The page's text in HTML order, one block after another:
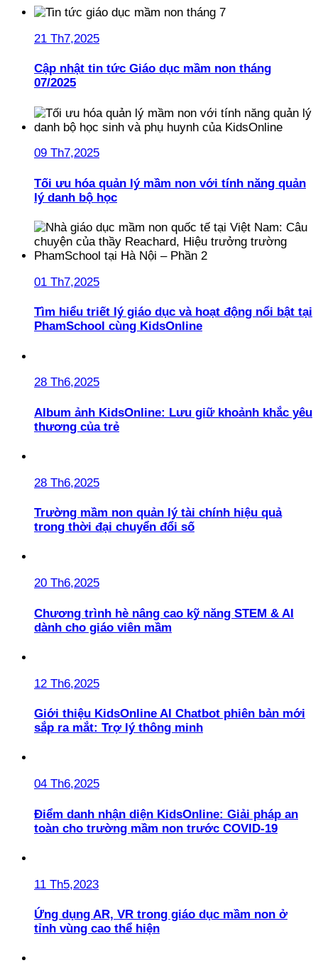
21 Th7,2025
Cập nhật tin tức Giáo dục mầm non tháng
07/2025
09 Th7,2025
Tối ưu hóa quản lý mầm non với tính năng quản
lý danh bộ học
01 Th7,2025
Tìm hiểu triết lý giáo dục và hoạt động nổi bật tại
PhamSchool cùng KidsOnline
28 Th6,2025
Album ảnh KidsOnline: Lưu giữ khoảnh khắc yêu
thương của trẻ
28 Th6,2025
Trường mầm non quản lý tài chính hiệu quả
trong thời đại chuyển đổi số
20 Th6,2025
Chương trình hè nâng cao kỹ năng STEM & AI
dành cho giáo viên mầm
12 Th6,2025
Giới thiệu KidsOnline AI Chatbot phiên bản mới
sắp ra mắt: Trợ lý thông minh
04 Th6,2025
Điểm danh nhận diện KidsOnline: Giải pháp an
toàn cho trường mầm non trước COVID-19
11 Th5,2023
Ứng dụng AR, VR trong giáo dục mầm non ở
tỉnh vùng cao thể hiện